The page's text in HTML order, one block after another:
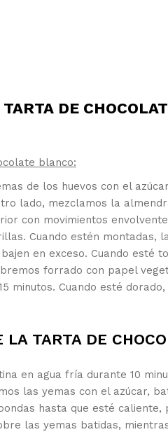
DE
blanco:
de los huevos con el
lado, mezclamos la
con movimientos
Cuando estén montadas,
en exceso. Cuando esté
forrado con papel
minutos. Cuando esté
LA TARTA DE
en agua fría durante 10
las yemas con el azúcar,
hasta que esté
las yemas batidas,